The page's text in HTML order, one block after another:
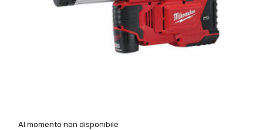
Al momento non disponibile